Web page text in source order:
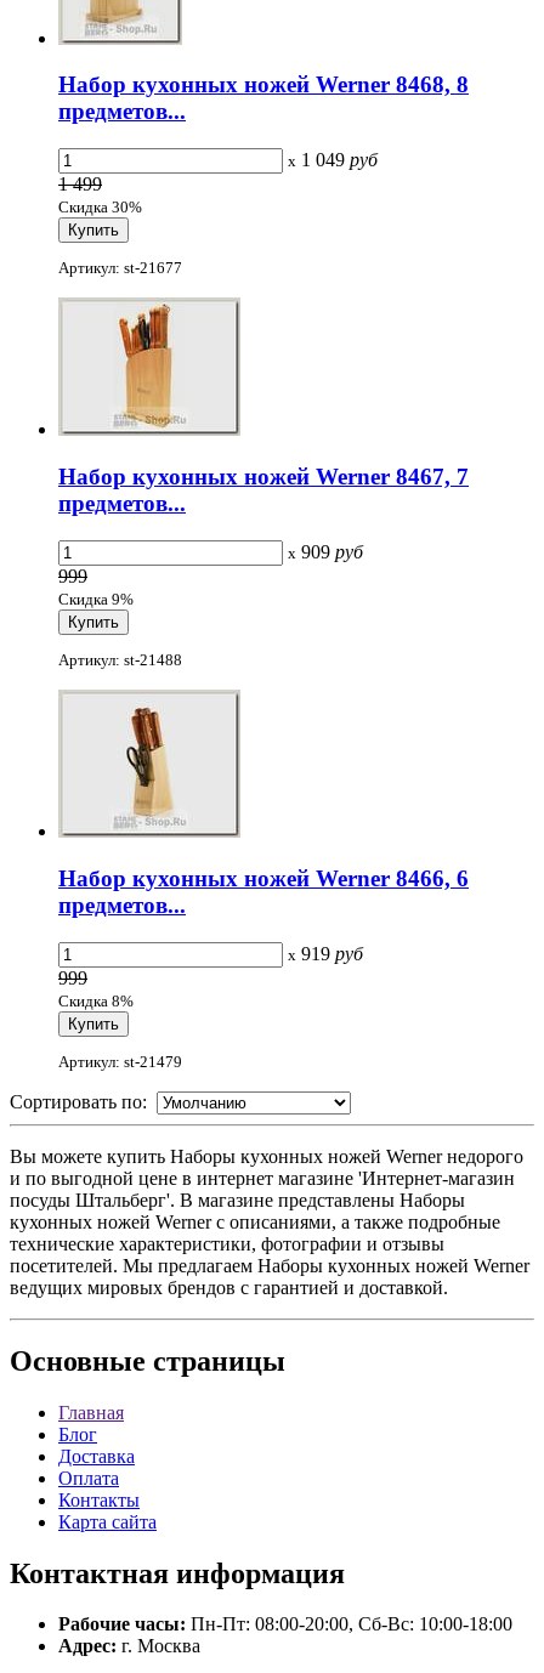
Набор кухонных ножей Werner 8468, 8
предметов...
x 1 049 руб
1 499
Скидка 30%
Артикул: st-21677
Набор кухонных ножей Werner 8467, 7
предметов...
x 909 руб
999
Скидка 9%
Артикул: st-21488
Набор кухонных ножей Werner 8466, 6
предметов...
x 919 руб
999
Скидка 8%
Артикул: st-21479
Сортировать по:
Вы можете купить Наборы кухонных ножей Werner недорого
и по выгодной цене в интернет магазине 'Интернет-магазин
посуды Штальберг'. В магазине представлены Наборы
кухонных ножей Werner с описаниями, а также подробные
технические характеристики, фотографии и отзывы
посетителей. Мы предлагаем Наборы кухонных ножей Werner
ведущих мировых брендов с гарантией и доставкой.
Основные страницы
Главная
Блог
Доставка
Оплата
Контакты
Карта сайта
Контактная информация
Рабочие часы: Пн-Пт: 08:00-20:00, Сб-Вс: 10:00-18:00
Адрес: г. Москва